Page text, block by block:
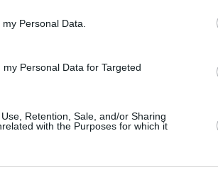
Personal Data.
Personal Data for Targeted
Retention, Sale, and/or Sharing
with the Purposes for which it
Γιατί να δίνουμε στα παιδιά
Φοβάστε τις κυβερνο-επιθέσεις;
φαίνεται ακόμα πιο αδυνατισμένος
πριν 27 λεπτά